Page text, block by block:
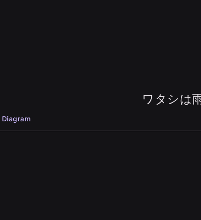
ワタシは
Diagram